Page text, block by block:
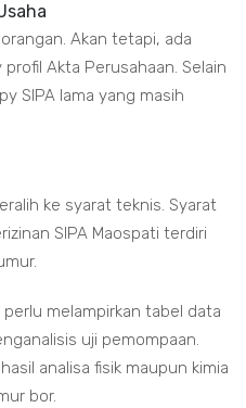
Akan tetapi, ada
Akta Perusahaan. Selain
SIPA lama yang masih
ke syarat teknis. Syarat
SIPA Maospati terdiri
melampirkan tabel data
uji pemompaan.
analisa fisik maupun kimia
bor.